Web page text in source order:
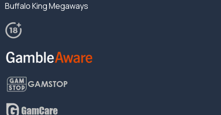
Buffalo King Megaways